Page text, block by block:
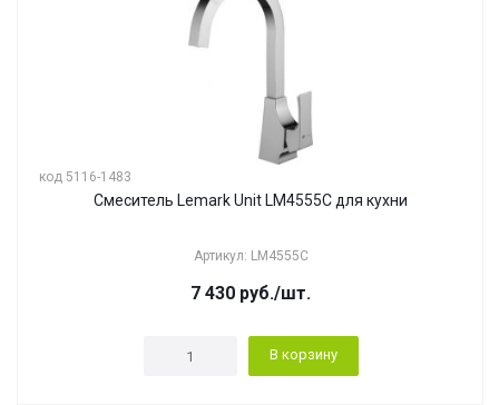
код 5116-1483
Смеситель Lemark Unit LM4555C для кухни
Артикул: LM4555C
7 430 руб./шт.
В корзину